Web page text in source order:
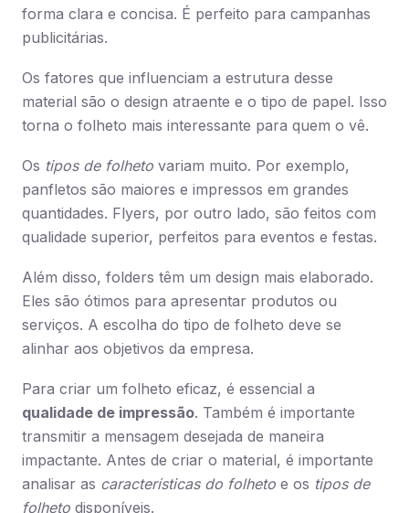
forma clara e concisa. É perfeito para campanhas
publicitárias.
Os fatores que influenciam a estrutura desse
material são o design atraente e o tipo de papel. Isso
torna o folheto mais interessante para quem o vê.
Os tipos de folheto variam muito. Por exemplo,
panfletos são maiores e impressos em grandes
quantidades. Flyers, por outro lado, são feitos com
qualidade superior, perfeitos para eventos e festas.
Além disso, folders têm um design mais elaborado.
Eles são ótimos para apresentar produtos ou
serviços. A escolha do tipo de folheto deve se
alinhar aos objetivos da empresa.
Para criar um folheto eficaz, é essencial a
qualidade de impressão. Também é importante
transmitir a mensagem desejada de maneira
impactante. Antes de criar o material, é importante
analisar as características do folheto e os tipos de
folheto disponíveis.